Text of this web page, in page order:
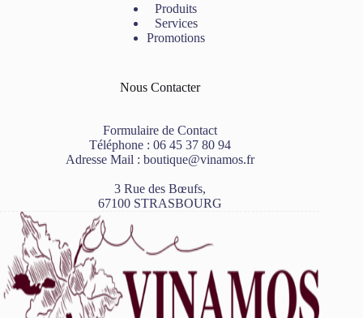
Produits
Services
Promotions
Nous Contacter
Formulaire de Contact
Téléphone : 06 45 37 80 94
Adresse Mail : boutique@vinamos.fr
3 Rue des Bœufs,
67100 STRASBOURG